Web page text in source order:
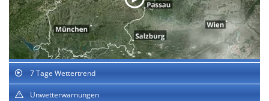
7 Tage Wettertrend
Unwetterwarnungen